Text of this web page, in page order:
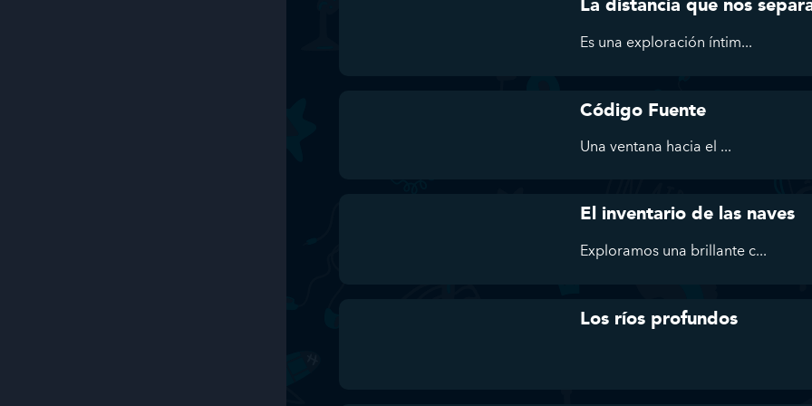
Esuna exploración íntim...
Código Fuente
Una ventana hacia el ...
El inventario de las naves
Exploramosuna brillante c...
Los ríos profundos